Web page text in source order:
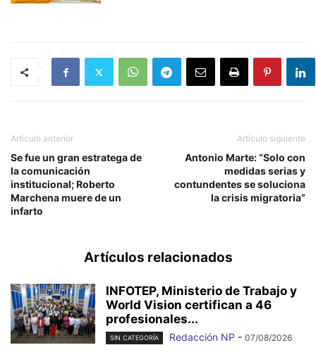
Artículo anterior
Se fue un gran estratega de
la comunicación
institucional; Roberto
Marchena muere de un
infarto
Artículo siguiente
Antonio Marte: “Solo con
medidas serias y
contundentes se soluciona
la crisis migratoria”
Artículos relacionados
INFOTEP, Ministerio de Trabajo y
World Vision certifican a 46
profesionales...
SIN CATEGORÍA Redacción NP - 07/08/2026